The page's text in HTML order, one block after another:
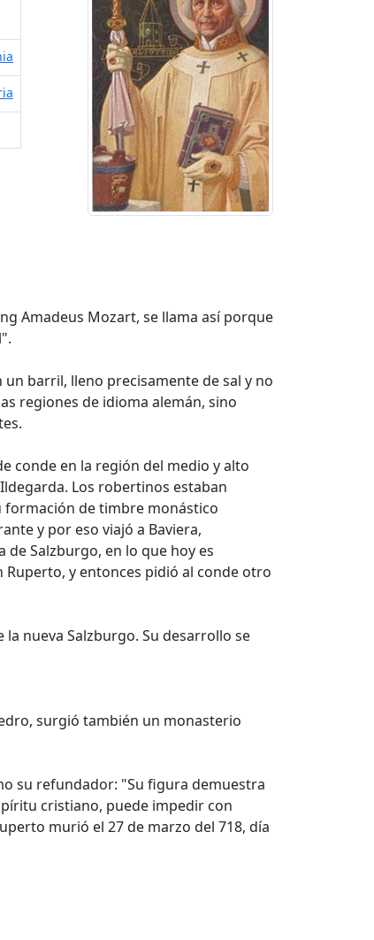
Amadeus Mozart, se llama así porque
barril, lleno precisamente de sal y no
regiones de idioma alemán, sino
conde en la región del medio y alto
Los robertinos estaban
formación de timbre monástico
y por eso viajó a Baviera,
Salzburgo, en lo que hoy es
Ruperto, y entonces pidió al conde otro
nueva Salzburgo. Su desarrollo se
surgió también un monasterio
su refundador: "Su figura demuestra
cristiano, puede impedir con
murió el 27 de marzo del 718, día